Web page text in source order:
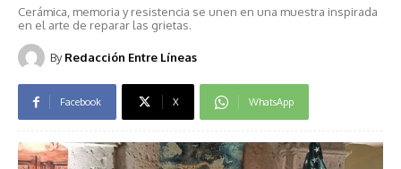
Cerámica, memoria y resistencia se unen en una muestra inspirada
en el arte de reparar las grietas.
By Redacción Entre Líneas
Facebook X WhatsApp